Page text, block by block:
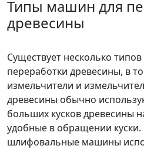
Типы машин для
древесины
Существует несколько
переработки древесины, в
измельчители и
древесины обычно
больших кусков древесины
удобные в обращении куски.
шлифовальные машины